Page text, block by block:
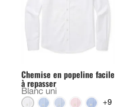
Chemise en popeline facile
à repasser
Blanc uni
+9